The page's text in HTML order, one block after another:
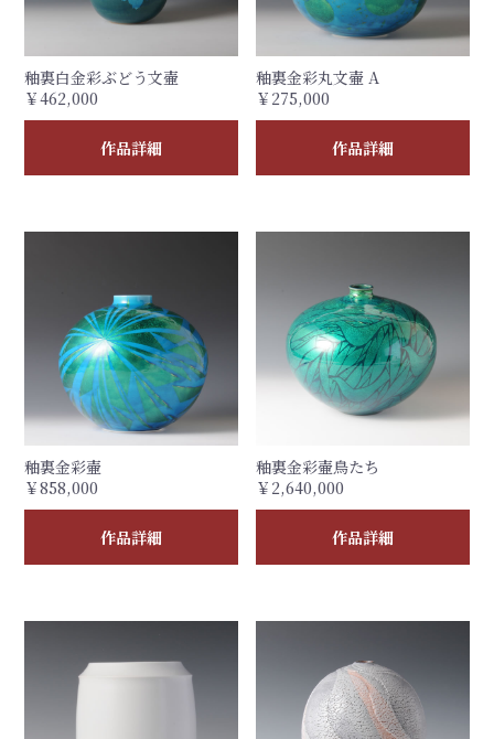
釉裏白金彩ぶどう文壷
￥462,000
作品詳細
釉裏金彩丸文壷 A
￥275,000
作品詳細
釉裏金彩壷
￥858,000
作品詳細
釉裏金彩壷鳥たち
￥2,640,000
作品詳細